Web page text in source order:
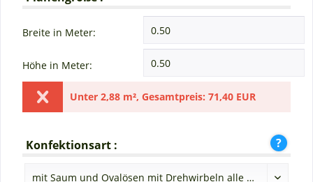
Breite in Meter:
Höhe in Meter:
Unter 2,88 m², Gesamtpreis: 71,40 EUR
Konfektionsart :